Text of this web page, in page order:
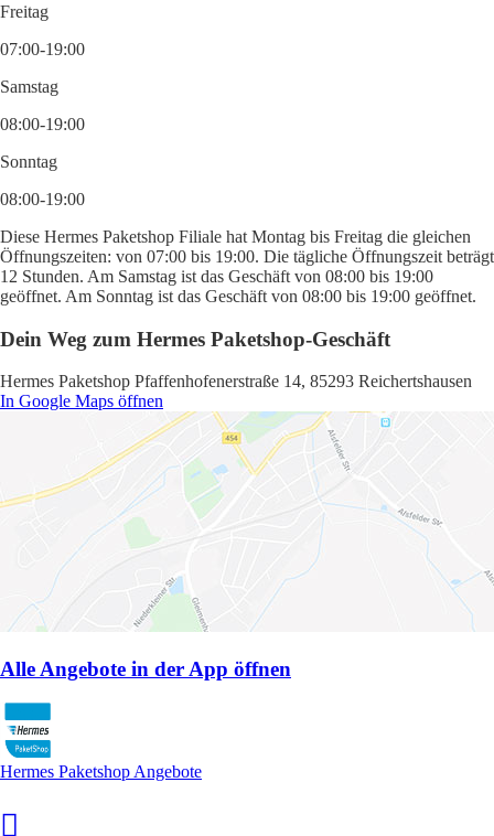
Freitag
07:00-19:00
Samstag
08:00-19:00
Sonntag
08:00-19:00
Diese Hermes Paketshop Filiale hat Montag bis Freitag die gleichen
Öffnungszeiten: von 07:00 bis 19:00. Die tägliche Öffnungszeit beträgt
12 Stunden. Am Samstag ist das Geschäft von 08:00 bis 19:00
geöffnet. Am Sonntag ist das Geschäft von 08:00 bis 19:00 geöffnet.
Dein Weg zum Hermes Paketshop-Geschäft
Hermes Paketshop Pfaffenhofenerstraße 14, 85293 Reichertshausen
In Google Maps öffnen
Alle Angebote in der App öffnen
Hermes Paketshop Angebote